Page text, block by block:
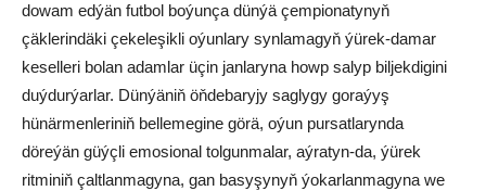
dowam edýän futbol boýunça dünýä çempionatynyň
çäklerindäki çekeleşikli oýunlary synlamagyň ýürek-damar
keselleri bolan adamlar üçin janlaryna howp salyp biljekdigini
duýdurýarlar. Dünýäniň öňdebaryjy saglygy goraýyş
hünärmenleriniň bellemegine görä, oýun pursatlarynda
döreýän güýçli emosional tolgunmalar, aýratyn-da, ýürek
ritminiň çaltlanmagyna, gan basyşynyň ýokarlanmagyna we